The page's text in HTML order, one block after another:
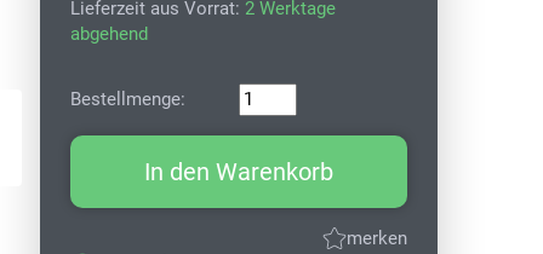
Lieferzeit aus Vorrat: 2 Werktage
abgehend
Bestellmenge:
In den Warenkorb
merken